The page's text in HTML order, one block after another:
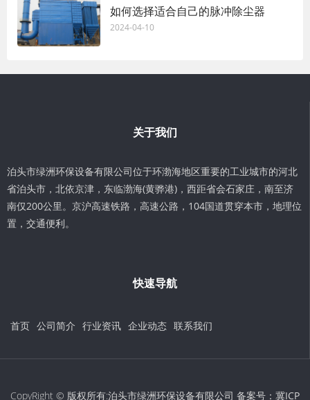
如何选择适合自己的脉冲除尘器
2024-04-10
关于我们
泊头市绿洲环保设备有限公司位于环渤海地区重要的工业城市的河北
省泊头市，北依京津，东临渤海(黄骅港)，西距省会石家庄，南至济
南仅200公里。京沪高速铁路，高速公路，104国道贯穿本市，地理位
置，交通便利。
快速导航
首页 公司简介 行业资讯 企业动态 联系我们
CopyRight © 版权所有:泊头市绿洲环保设备有限公司 备案号： 冀ICP